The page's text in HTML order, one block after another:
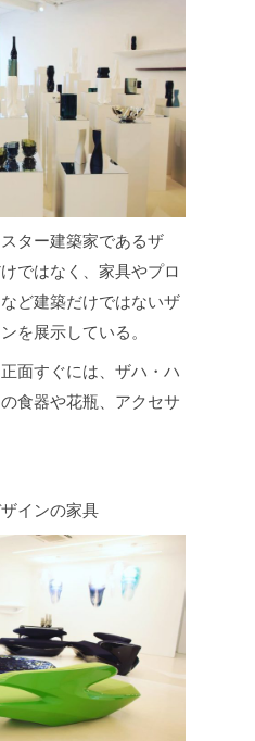
ター建築家であるザ
ではなく、家具やプロ
ど建築だけではないザ
を展示している。
面すぐには、ザハ・ハ
食器や花瓶、アクセサ
インの家具